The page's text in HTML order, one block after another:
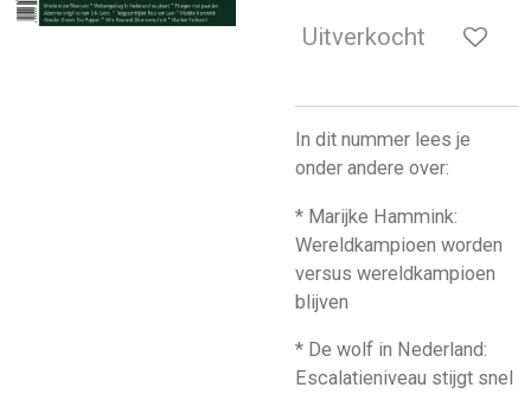
Uitverkocht
In dit nummer lees je
onder andere over:
* Marijke Hammink:
Wereldkampioen worden
versus wereldkampioen
blijven
* De wolf in Nederland:
Escalatieniveau stijgt snel